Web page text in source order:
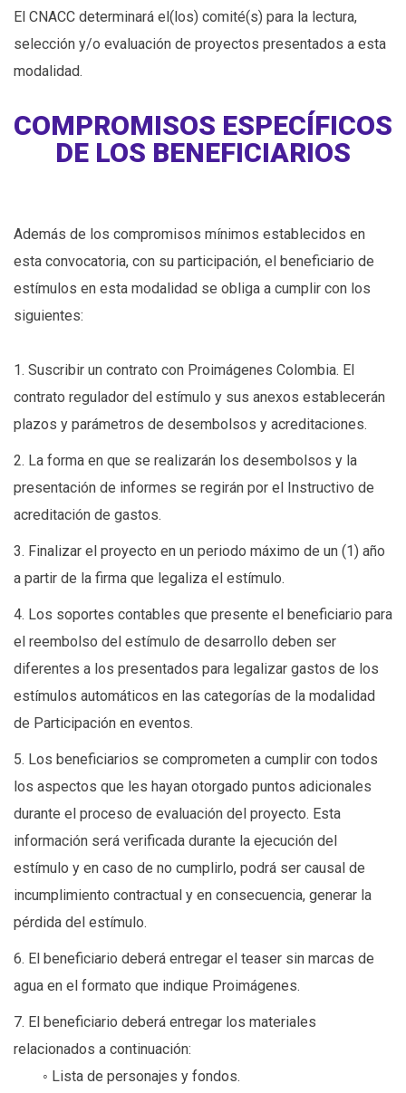
El CNACC determinará el(los) comité(s) para la lectura,
selección y/o evaluación de proyectos presentados a esta
modalidad.
COMPROMISOS ESPECÍFICOS
DE LOS BENEFICIARIOS
Además de los compromisos mínimos establecidos en
esta convocatoria, con su participación, el beneficiario de
estímulos en esta modalidad se obliga a cumplir con los
siguientes:
1. Suscribir un contrato con Proimágenes Colombia. El
contrato regulador del estímulo y sus anexos establecerán
plazos y parámetros de desembolsos y acreditaciones.
2. La forma en que se realizarán los desembolsos y la
presentación de informes se regirán por el Instructivo de
acreditación de gastos.
3. Finalizar el proyecto en un periodo máximo de un (1) año
a partir de la firma que legaliza el estímulo.
4. Los soportes contables que presente el beneficiario para
el reembolso del estímulo de desarrollo deben ser
diferentes a los presentados para legalizar gastos de los
estímulos automáticos en las categorías de la modalidad
de Participación en eventos.
5. Los beneficiarios se comprometen a cumplir con todos
los aspectos que les hayan otorgado puntos adicionales
durante el proceso de evaluación del proyecto. Esta
información será verificada durante la ejecución del
estímulo y en caso de no cumplirlo, podrá ser causal de
incumplimiento contractual y en consecuencia, generar la
pérdida del estímulo.
6. El beneficiario deberá entregar el teaser sin marcas de
agua en el formato que indique Proimágenes.
7. El beneficiario deberá entregar los materiales
relacionados a continuación:
◦ Lista de personajes y fondos.